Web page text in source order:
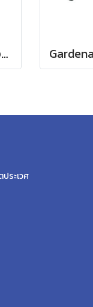
Gardena ข้อต่อสำหรับก๊อกน้ำ ขนาด 3/4" (26.5 มม.) (00921-50)
ระเวศ